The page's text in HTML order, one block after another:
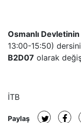
Osmanlı Devletinin
13:00-15:50)
B2D07 olarak
İTB
Paylaş